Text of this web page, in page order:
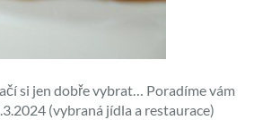
si jen dobře vybrat… Poradíme vám
(vybraná jídla a restaurace)